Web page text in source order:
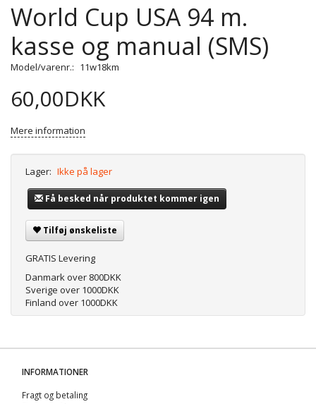
World Cup USA 94 m.
kasse og manual (SMS)
Model/varenr.: 11w18km
60,00DKK
Mere information
Lager: Ikke på lager
Få besked når produktet kommer igen
Tilføj ønskeliste
GRATIS Levering
Danmark over 800DKK
Sverige over 1000DKK
Finland over 1000DKK
INFORMATIONER
Fragt og betaling